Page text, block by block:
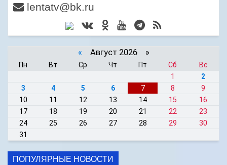
lentatv@bk.ru
« Август 2026 »
Пн Вт Ср Чт Пт Сб
Вс
1
2
3
4 5 6 7 8
9
10
11 12 13 14 15
16
17
18 19 20 21 22
23
24
25 26 27 28 29
30
31
ПОПУЛЯРНЫЕ НОВОСТИ